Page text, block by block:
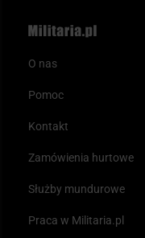
O nas
Pomoc
Kontakt
Zamówienia hurtowe
Służby mundurowe
Praca w Militaria.pl